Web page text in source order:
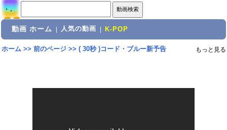
動画 ホーム 人気の動画 K-POP
ホーム>> 前のページ>> ( 30秒 )コード・ブルー新予告 もっと見る